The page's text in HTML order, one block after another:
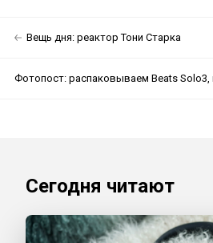
Вещь дня: реактор Тони Старка
Фотопост: распаковываем Beats Solo3,
Сегодня читают